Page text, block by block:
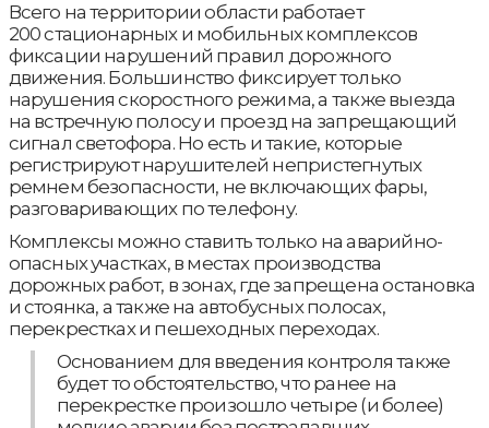
Всего на территории области работает
200 стационарных и мобильных комплексов
фиксации нарушений правил дорожного
движения. Большинство фиксирует только
нарушения скоростного режима, а также выезда
на встречную полосу и проезд на запрещающий
сигнал светофора. Но есть и такие, которые
регистрируют нарушителей непристегнутых
ремнем безопасности, не включающих фары,
разговаривающих по телефону.
Комплексы можно ставить только на аварийно-
опасных участках, в местах производства
дорожных работ, в зонах, где запрещена остановка
и стоянка, а также на автобусных полосах,
перекрестках и пешеходных переходах.
Основанием для введения контроля также
будет то обстоятельство, что ранее на
перекрестке произошло четыре (и более)